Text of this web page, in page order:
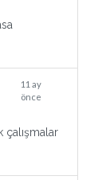
11 ay
önce
çalışmalar